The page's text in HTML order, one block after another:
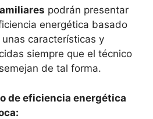
podrán presentar
energética basado
características y
siempre que el técnico
de tal forma.
de eficiencia energética